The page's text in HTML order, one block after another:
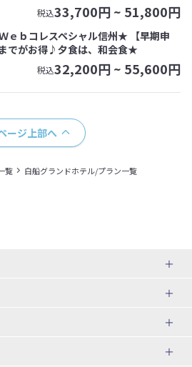
税込33,700円 ~ 51,800円
ｅｂコレスペシャル信州★ 【早期申
でがお得♪夕食は、和会食★
税込32,200円 ~ 55,600円
ージ上部へ
覧 白船グランドホテル/プラン一覧